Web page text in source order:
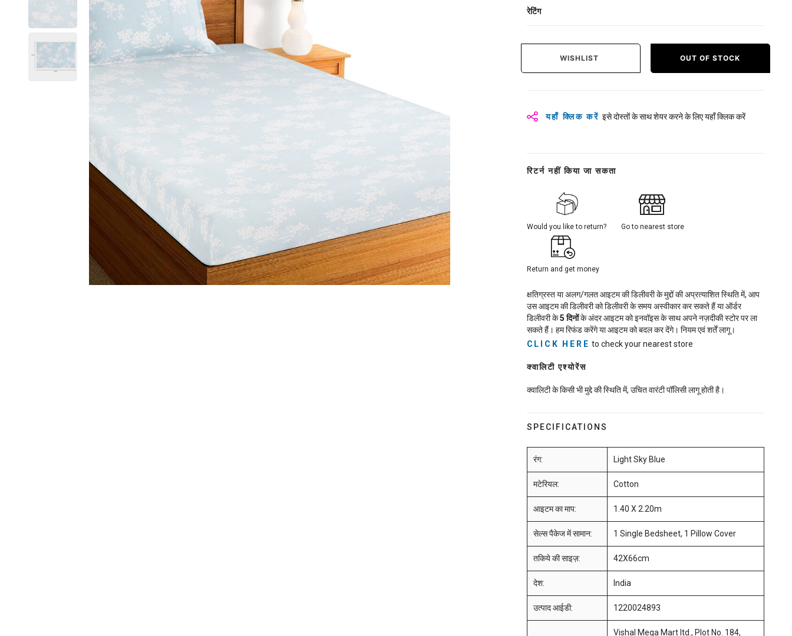
रेटिंग
WISHLIST OUT OF STOCK
यहाँ क्लिक करें इसे दोस्तों के साथ शेयर करने के लिए यहाँ क्लिक करें
रिटर्न नहीं किया जा सकता
Would you like to return? Go to nearest store
Return and get money
क्षतिग्रस्त या अलग/गलत आइटम की डिलीवरी के मुद्दों की अप्रत्याशित स्थिति में, आप
उस आइटम की डिलीवरी को डिलीवरी के समय अस्वीकार कर सकते हैं या ऑर्डर
डिलीवरी के5 दिनोंके अंदर आइटम को इनवॉइस के साथ अपने नज़दीकी स्टोर पर ला
सकते हैं। हम रिफंड करेंगे या आइटम को बदल कर देंगे। नियम एवं शर्तें लागू।
CLICK HERE to check your nearest store
क्वालिटी एश्योरेंस
क्वालिटी के किसी भी मुद्दे की स्थिति में, उचित वारंटी पॉलिसी लागू होती है।
SPECIFICATIONS
रंग: Light Sky Blue
मटेरियल: Cotton
आइटम का माप: 1.40 X 2.20m
सेल्स पैकेज में सामान: 1 Single Bedsheet, 1 Pillow Cover
तकिये की साइज़: 42X66cm
देश: India
उत्पाद आईडी: 1220024893
Vishal Mega Mart ltd., Plot No. 184,